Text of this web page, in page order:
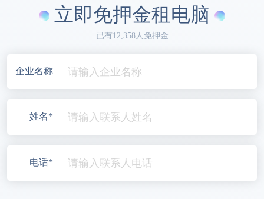
立即免押金租电脑
已有12,358人免押金
企业名称
姓名*
电话*